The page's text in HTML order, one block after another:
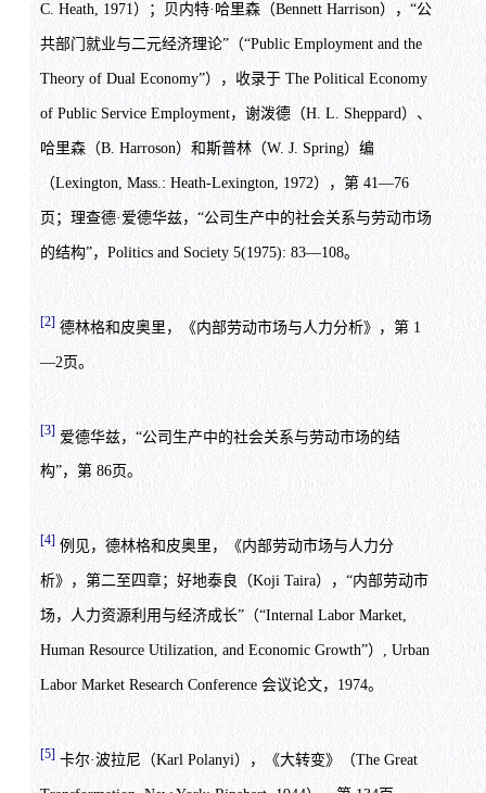
C. Heath, 1971）；贝内特·哈里森（Bennett Harrison），“公
共部门就业与二元经济理论”（“Public Employment and the
Theory of Dual Economy”），收录于 The Political Economy
of Public Service Employment，谢泼德（H. L. Sheppard）、
哈里森（B. Harroson）和斯普林（W. J. Spring）编
（Lexington, Mass.: Heath-Lexington, 1972），第 41—76
页；理查德·爱德华兹，“公司生产中的社会关系与劳动市场
的结构”，Politics and Society 5(1975): 83—108。
[2] 德林格和皮奥里，《内部劳动市场与人力分析》，第 1
—2页。
[3] 爱德华兹，“公司生产中的社会关系与劳动市场的结
构”，第 86页。
[4] 例见，德林格和皮奥里，《内部劳动市场与人力分
析》，第二至四章；好地泰良（Koji Taira），“内部劳动市
场，人力资源利用与经济成长”（“Internal Labor Market,
Human Resource Utilization, and Economic Growth”）, Urban
Labor Market Research Conference 会议论文，1974。
[5] 卡尔·波拉尼（Karl Polanyi），《大转变》（The Great